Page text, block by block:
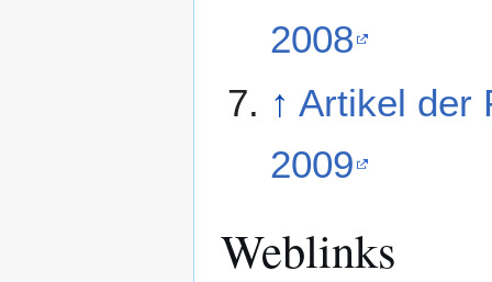
2008
↑ Artikel der
2009
Weblinks